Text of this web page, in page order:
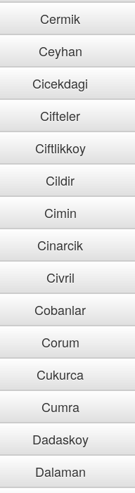
Cermik
Ceyhan
Cicekdagi
Cifteler
Ciftlikkoy
Cildir
Cimin
Cinarcik
Civril
Cobanlar
Corum
Cukurca
Cumra
Dadaskoy
Dalaman